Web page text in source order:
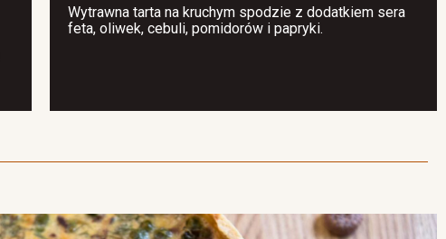
Wytrawna tarta na kruchym spodzie z dodatkiem sera
feta, oliwek, cebuli, pomidorów i papryki.